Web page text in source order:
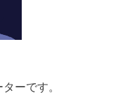
ーです。